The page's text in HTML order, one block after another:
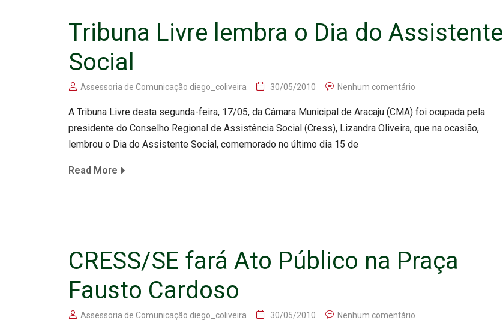
Tribuna Livre lembra o Dia do Assistente
Social
Assessoria de Comunicação diego_coliveira 30/05/2010 Nenhum comentário
A Tribuna Livre desta segunda-feira, 17/05, da Câmara Municipal de Aracaju (CMA) foi ocupada pela
presidente do Conselho Regional de Assistência Social (Cress), Lizandra Oliveira, que na ocasião,
lembrou o Dia do Assistente Social, comemorado no último dia 15 de
Read More
CRESS/SE fará Ato Público na Praça
Fausto Cardoso
Assessoria de Comunicação diego_coliveira 30/05/2010 Nenhum comentário